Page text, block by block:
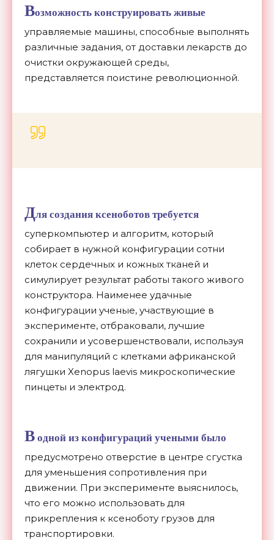
Возможность конструировать живые
управляемые машины, способные выполнять
различные задания, от доставки лекарств до
очистки окружающей среды,
представляется поистине революционной.
Для создания ксеноботов требуется
суперкомпьютер и алгоритм, который
собирает в нужной конфигурации сотни
клеток сердечных и кожных тканей и
симулирует результат работы такого живого
конструктора. Наименее удачные
конфигурации ученые, участвующие в
эксперименте, отбраковали, лучшие
сохранили и усовершенствовали, используя
для манипуляций с клетками африканской
лягушки Xenopus laevis микроскопические
пинцеты и электрод.
Водной из конфигураций учеными было
предусмотрено отверстие в центре сгустка
для уменьшения сопротивления при
движении. При эксперименте выяснилось,
что его можно использовать для
прикрепления к ксеноботу грузов для
транспортировки.